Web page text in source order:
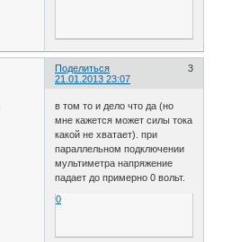
Поделиться
3
21.01.2013 23:07
в том то и дело что да (но
мне кажется может силы тока
какой не хватает). при
параллельном подключении
мультиметра напряжение
падает до примерно 0 вольт.
0